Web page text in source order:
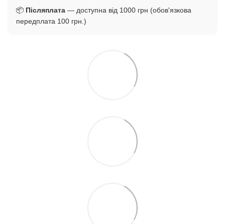
📦 Післяплата — доступна від 1000 грн (обов'язкова
передплата 100 грн.)